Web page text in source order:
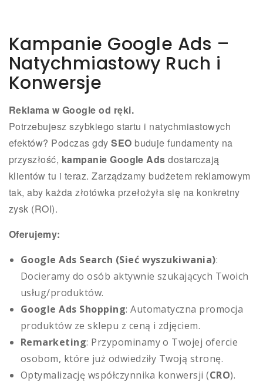
Kampanie Google Ads –
Natychmiastowy Ruch i
Konwersje
Reklama w Google od ręki.
Potrzebujesz szybkiego startu i natychmiastowych
efektów? Podczas gdySEO buduje fundamenty na
przyszłość, kampanie Google Ads dostarczają
klientów tu i teraz. Zarządzamy budżetem reklamowym
tak, aby każda złotówka przełożyła się na konkretny
zysk (ROI).
Oferujemy:
Google Ads Search (Sieć wyszukiwania):
Docieramy do osób aktywnie szukających Twoich
usług/produktów.
Google Ads Shopping: Automatyczna promocja
produktów ze sklepu z ceną i zdjęciem.
Remarketing: Przypominamy o Twojej ofercie
osobom, które już odwiedziły Twoją stronę.
Optymalizację współczynnika konwersji (CRO).